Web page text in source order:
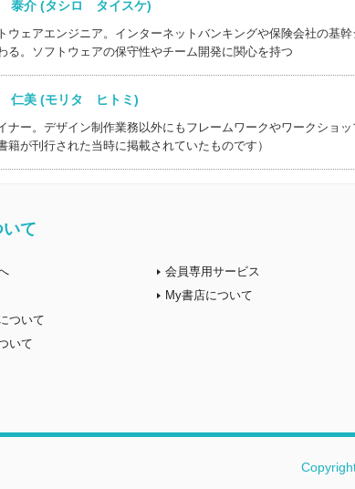
泰介 (タシロ タイスケ)
ウェアエンジニア。インターネットバンキングや保険会社の基
る。ソフトウェアの保守性やチーム開発に関心を持つ
仁美 (モリタ ヒトミ)
ナー。デザイン制作業務以外にもフレームワークやワークショ
籍が刊行された当時に掲載されていたものです）
て
ついて
いて
会員専用サービス
My書店について